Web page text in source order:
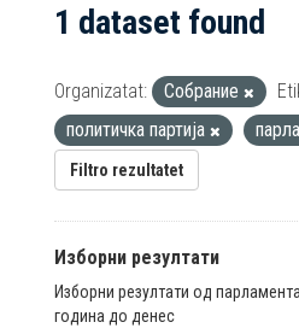
1 dataset found
Organizatat: Собрание
политичка партија
Filtro rezultatet
Изборни резултати
Изборни резултати од
година до денес